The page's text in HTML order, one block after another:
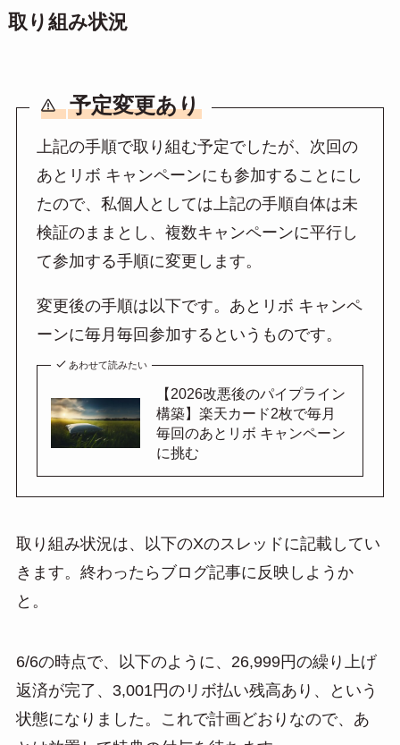
取り組み状況
予定変更あり
上記の手順で取り組む予定でしたが、次回の
あとリボ キャンペーンにも参加することにし
たので、私個人としては上記の手順自体は未
検証のままとし、複数キャンペーンに平行し
て参加する手順に変更します。
変更後の手順は以下です。あとリボ キャンペ
ーンに毎月毎回参加するというものです。
あわせて読みたい
【2026改悪後のパイプライン
構築】楽天カード2枚で毎月
毎回のあとリボ キャンペーン
に挑む
取り組み状況は、以下のXのスレッドに記載してい
きます。終わったらブログ記事に反映しようか
と。
6/6の時点で、以下のように、26,999円の繰り上げ
返済が完了、3,001円のリボ払い残高あり、という
状態になりました。これで計画どおりなので、あ